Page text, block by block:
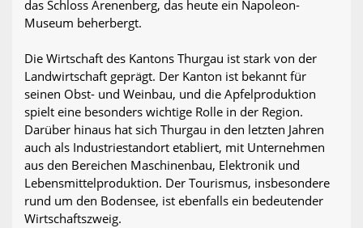
das Schloss Arenenberg, das heute ein Napoleon-
Museum beherbergt.
Die Wirtschaft des Kantons Thurgau ist stark von der
Landwirtschaft geprägt. Der Kanton ist bekannt für
seinen Obst- und Weinbau, und die Apfelproduktion
spielt eine besonders wichtige Rolle in der Region.
Darüber hinaus hat sich Thurgau in den letzten Jahren
auch als Industriestandort etabliert, mit Unternehmen
aus den Bereichen Maschinenbau, Elektronik und
Lebensmittelproduktion. Der Tourismus, insbesondere
rund um den Bodensee, ist ebenfalls ein bedeutender
Wirtschaftszweig.